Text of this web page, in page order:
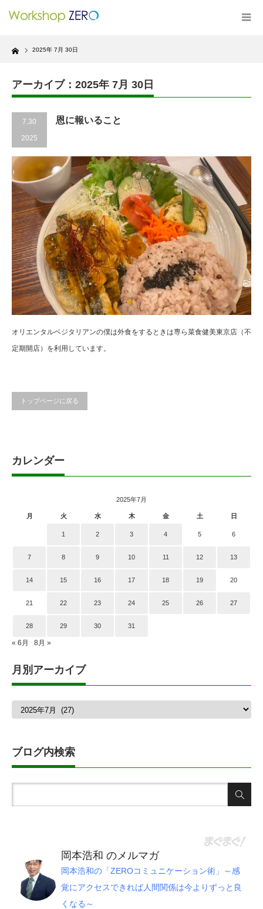
Home 2025年 7月 30日
アーカイブ：2025年 7月 30日
7.30
2025
恩に報いること
オリエンタルベジタリアンの僕は外食をするときは専ら菜食健美東京店（不
定期開店）を利用しています。
トップページに戻る
カレンダー
2025年7月
月 火 水 木 金 土 日
1 2 3 4 5 6
7 8 9 10 11 12 13
14 15 16 17 18 19 20
21 22 23 24 25 26 27
28 29 30 31
« 6月 8月 »
月別アーカイブ
月
イ
ブ
ブログ内検索
岡本浩和 のメルマガ
岡本浩和の「ZEROコミュニケーション術」～感
覚にアクセスできれば人間関係は今よりずっと良
くなる～